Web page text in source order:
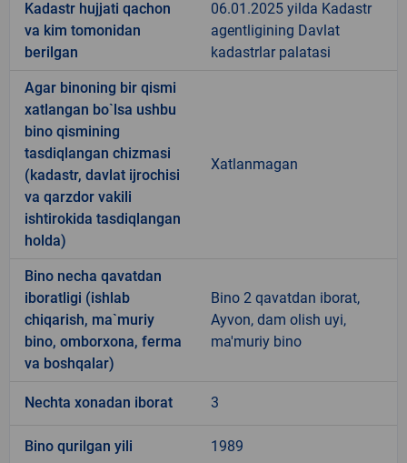
Kadastr hujjati qachon
va kim tomonidan
berilgan
06.01.2025 yilda Kadastr
agentligining Davlat
kadastrlar palatasi
Agar binoning bir qismi
xatlangan bo`lsa ushbu
bino qismining
tasdiqlangan chizmasi
(kadastr, davlat ijrochisi
va qarzdor vakili
ishtirokida tasdiqlangan
holda)
Xatlanmagan
Bino necha qavatdan
iboratligi (ishlab
chiqarish, ma`muriy
bino, omborxona, ferma
va boshqalar)
Bino 2 qavatdan iborat,
Ayvon, dam olish uyi,
ma'muriy bino
Nechta xonadan iborat 3
Bino qurilgan yili 1989